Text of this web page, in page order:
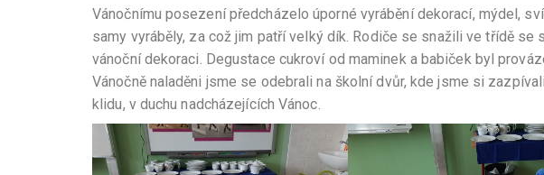
Vánočnímu posezení předcházelo úporné vyrábění dekorací, mýdel,
samy vyráběly, za což jim patří velký dík. Rodiče se snažili ve třídě
vánoční dekoraci. Degustace cukroví od maminek a babiček byl
Vánočně naladěni jsme se odebrali na školní dvůr, kde jsme si
klidu, v duchu nadcházejících Vánoc.